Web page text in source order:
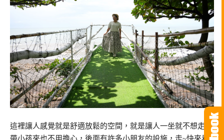
這裡讓人感覺就是舒適放鬆的空間，就是讓人一坐就不想走，
帶小孩來也不用擔心，後面有許多小朋友的設施，走~快來看